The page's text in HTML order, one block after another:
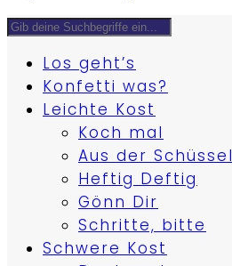
Los geht’s
Konfetti was?
Leichte Kost
Koch mal
Aus der Schüssel
Heftig Deftig
Gönn Dir
Schritte, bitte
Schwere Kost